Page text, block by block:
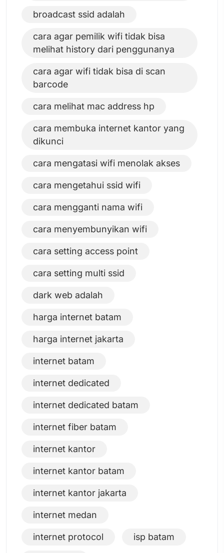
broadcast ssid adalah
cara agar pemilik wifi tidak bisa
melihat history dari penggunanya
cara agar wifi tidak bisa di scan
barcode
cara melihat mac address hp
cara membuka internet kantor yang
dikunci
cara mengatasi wifi menolak akses
cara mengetahui ssid wifi
cara mengganti nama wifi
cara menyembunyikan wifi
cara setting access point
cara setting multi ssid
dark web adalah
harga internet batam
harga internet jakarta
internet batam
internet dedicated
internet dedicated batam
internet fiber batam
internet kantor
internet kantor batam
internet kantor jakarta
internet medan
internet protocol isp batam